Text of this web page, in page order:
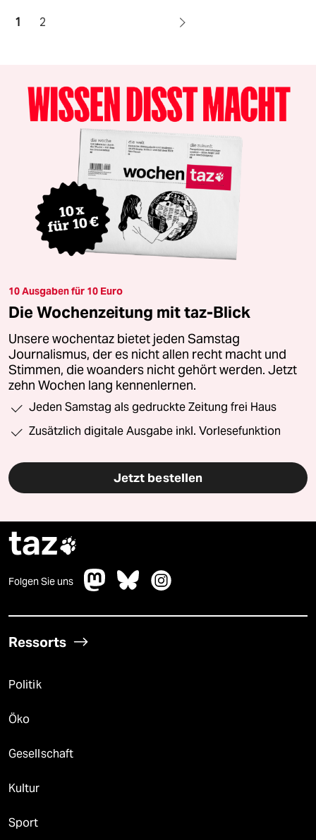
1 2
10 Ausgaben für 10 Euro
Die Wochenzeitung mit taz-Blick
Unsere wochentaz bietet jeden Samstag
Journalismus, der es nicht allen recht macht und
Stimmen, die woanders nicht gehört werden. Jetzt
zehn Wochen lang kennenlernen.
Jeden Samstag als gedruckte Zeitung frei Haus
Zusätzlich digitale Ausgabe inkl. Vorlesefunktion
Jetzt bestellen
taz
Folgen Sie uns
Ressorts
Politik
Öko
Gesellschaft
Kultur
Sport